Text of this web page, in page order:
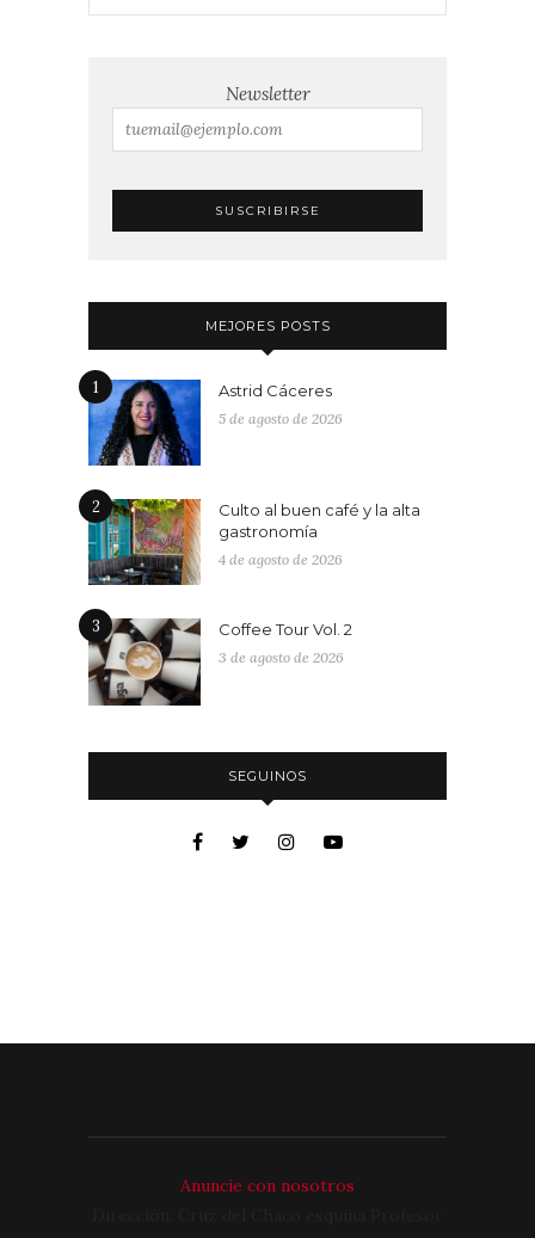
Newsletter
MEJORES POSTS
1 Astrid Cáceres
5 de agosto de 2026
2
Culto al buen café y la alta
gastronomía
4 de agosto de 2026
3 Coffee Tour Vol. 2
3 de agosto de 2026
SEGUINOS
Anuncie con nosotros